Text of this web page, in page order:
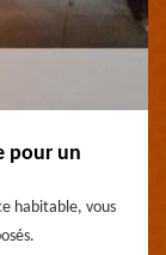
pour un
habitable, vous